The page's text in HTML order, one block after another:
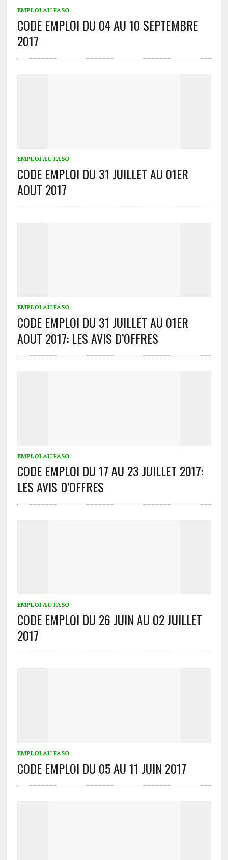
EMPLOI AU FASO
CODE EMPLOI DU 04 AU 10 SEPTEMBRE
2017
EMPLOI AU FASO
CODE EMPLOI DU 31 JUILLET AU 01ER
AOUT 2017
EMPLOI AU FASO
CODE EMPLOI DU 31 JUILLET AU 01ER
AOUT 2017: LES AVIS D’OFFRES
EMPLOI AU FASO
CODE EMPLOI DU 17 AU 23 JUILLET 2017:
LES AVIS D’OFFRES
EMPLOI AU FASO
CODE EMPLOI DU 26 JUIN AU 02 JUILLET
2017
EMPLOI AU FASO
CODE EMPLOI DU 05 AU 11 JUIN 2017